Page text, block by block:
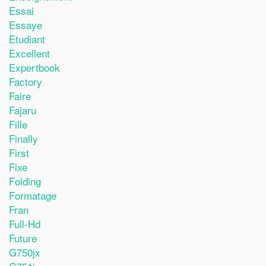
Essai
Essaye
Etudiant
Excellent
Expertbook
Factory
Faire
Fajaru
Fille
Finally
First
Fixe
Folding
Formatage
Fran
Full-Hd
Future
G750jx